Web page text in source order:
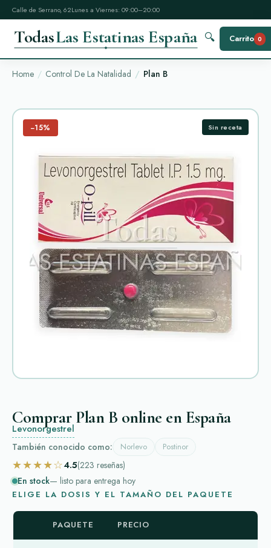
Calle de Serrano, 62Lunes a Viernes: 09:00–20:00
TodasLas Estatinas España 🔍 Carrito 0
Home Control De La Natalidad Plan B
−15% Sin receta
Comprar Plan B online en España
Levonorgestrel
También conocido como: Norlevo Postinor
★★★★☆4.5(223 reseñas)
En stock— listo para entrega hoy
ELIGE LA DOSIS Y EL TAMAÑO DEL PAQUETE
PAQUETE PRECIO